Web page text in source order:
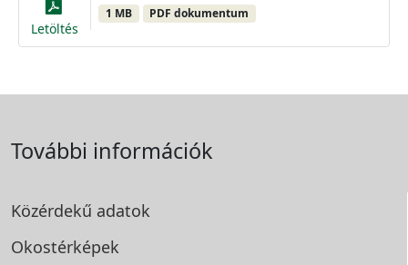
Letöltés
1 MB PDF dokumentum
További információk
Közérdekű adatok
Okostérképek